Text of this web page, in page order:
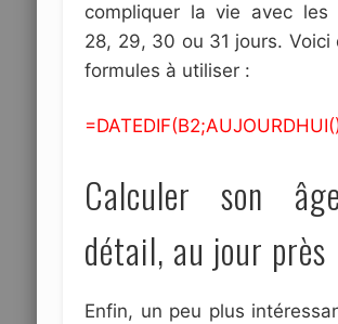
compliquer la vie avec les
28, 29, 30 ou 31 jours. Voici
formules à utiliser :
Calculer son
détail, au jour près
Enfin, un peu plus